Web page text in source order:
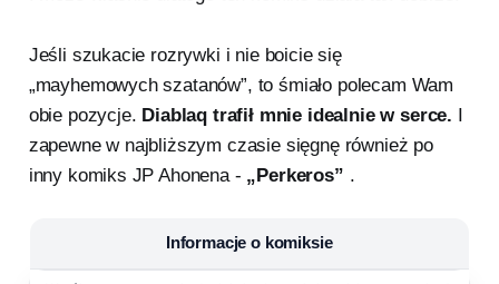
Jeśli szukacie rozrywki i nie boicie się
„mayhemowych szatanów”, to śmiało polecam Wam
obie pozycje. Diablaq trafił mnie idealnie w serce.
zapewne w najbliższym czasie sięgnę również po
inny komiks JP Ahonena - „Perkeros” .
Informacje o komiksie